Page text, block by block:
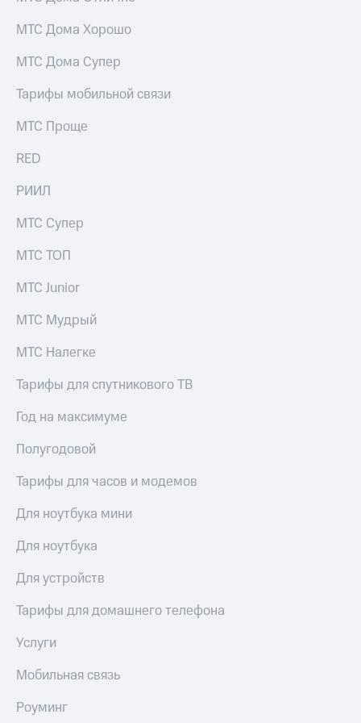
МТС Дома Хорошо
МТС Дома Супер
Тарифы мобильной связи
МТС Проще
RED
РИИЛ
МТС Супер
МТС ТОП
МТС Junior
МТС Мудрый
МТС Налегке
Тарифы для спутникового ТВ
Год на максимуме
Полугодовой
Тарифы для часов и модемов
Для ноутбука мини
Для ноутбука
Для устройств
Тарифы для домашнего телефона
Услуги
Мобильная связь
Роуминг